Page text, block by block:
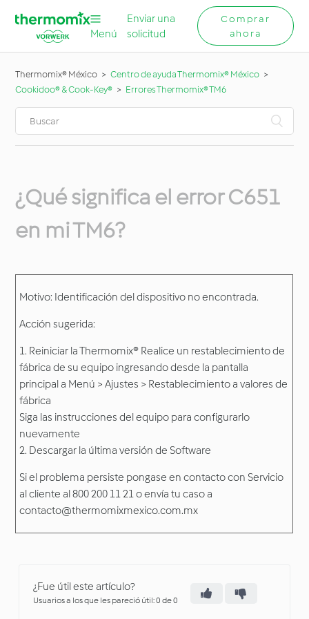
Menú
Enviar una
solicitud
Comprar
ahora
Thermomix® México
Centro de ayuda Thermomix® México
Cookidoo® & Cook-Key®
Errores Thermomix® TM6
¿Qué significa el error C651
en mi TM6?
Motivo: Identificación del dispositivo no encontrada.
Acción sugerida:
1. Reiniciar la Thermomix® Realice un restablecimiento de
fábrica de su equipo ingresando desde la pantalla
principal a Menú > Ajustes > Restablecimiento a valores de
fábrica
Siga las instrucciones del equipo para configurarlo
nuevamente
2. Descargar la última versión de Software
Si el problema persiste pongase en contacto con Servicio
al cliente al 800 200 11 21 o envía tu caso a
contacto@thermomixmexico.com.mx
¿Fue útil este artículo?
Usuarios a los que les pareció útil: 0 de 0